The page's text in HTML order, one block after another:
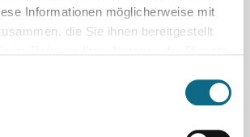
Informationen möglicherweise mit
die Sie ihnen bereitgestellt
Vollzeit (39 Stunden) Die Gemeinde
an der nördlichen Grenze Berlins und